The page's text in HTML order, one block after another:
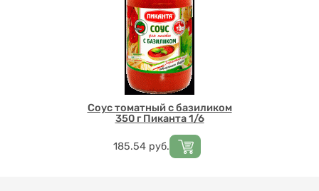
Соус томатный с базиликом
350 г Пиканта 1/6
Цена
185.54 руб.